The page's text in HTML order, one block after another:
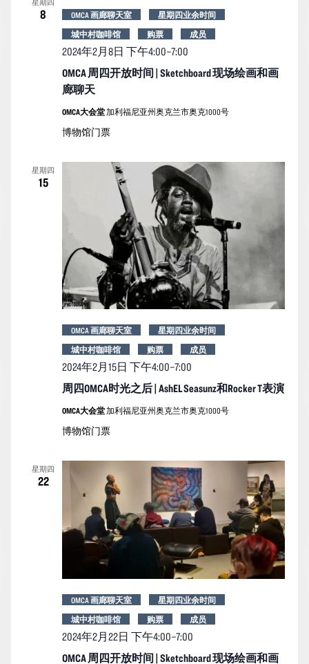
8
OMCA 周四开放时间 | Sketchboard 现场绘画和画
廊聊天
2024年2月8日 下午4:00–7:00
OMCA 画廊聊天室
星期四业余时间
城中村咖啡馆
购票 成员
OMCA大会堂加利福尼亚州奥克兰市奥克1000号
博物馆门票
星期四
15
周四OMCA时光之后 | AshEL Seasunz和Rocker T表演
2024年2月15日 下午4:00–7:00
OMCA 画廊聊天室
星期四业余时间
城中村咖啡馆
购票 成员
OMCA大会堂加利福尼亚州奥克兰市奥克1000号
博物馆门票
星期四
22
OMCA 周四开放时间 | Sketchboard 现场绘画和画
2024年2月22日 下午4:00–7:00
OMCA 画廊聊天室
星期四业余时间
城中村咖啡馆
购票 成员